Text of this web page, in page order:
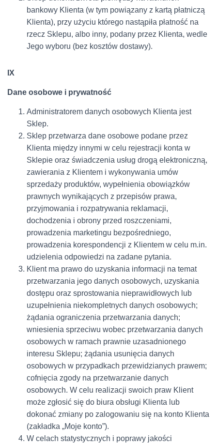
bankowy Klienta (w tym powiązany z kartą płatniczą
Klienta), przy użyciu którego nastąpiła płatność na
rzecz Sklepu, albo inny, podany przez Klienta, wedle
Jego wyboru (bez kosztów dostawy).
IX
Dane osobowe i prywatność
Administratorem danych osobowych Klienta jest
Sklep.
Sklep przetwarza dane osobowe podane przez
Klienta między innymi w celu rejestracji konta w
Sklepie oraz świadczenia usług drogą elektroniczną,
zawierania z Klientem i wykonywania umów
sprzedaży produktów, wypełnienia obowiązków
prawnych wynikających z przepisów prawa,
przyjmowania i rozpatrywania reklamacji,
dochodzenia i obrony przed roszczeniami,
prowadzenia marketingu bezpośredniego,
prowadzenia korespondencji z Klientem w celu m.in.
udzielenia odpowiedzi na zadane pytania.
Klient ma prawo do uzyskania informacji na temat
przetwarzania jego danych osobowych, uzyskania
dostępu oraz sprostowania nieprawidłowych lub
uzupełnienia niekompletnych danych osobowych;
żądania ograniczenia przetwarzania danych;
wniesienia sprzeciwu wobec przetwarzania danych
osobowych w ramach prawnie uzasadnionego
interesu Sklepu; żądania usunięcia danych
osobowych w przypadkach przewidzianych prawem;
cofnięcia zgody na przetwarzanie danych
osobowych. W celu realizacji swoich praw Klient
może zgłosić się do biura obsługi Klienta lub
dokonać zmiany po zalogowaniu się na konto Klienta
(zakładka „Moje konto”).
W celach statystycznych i poprawy jakości